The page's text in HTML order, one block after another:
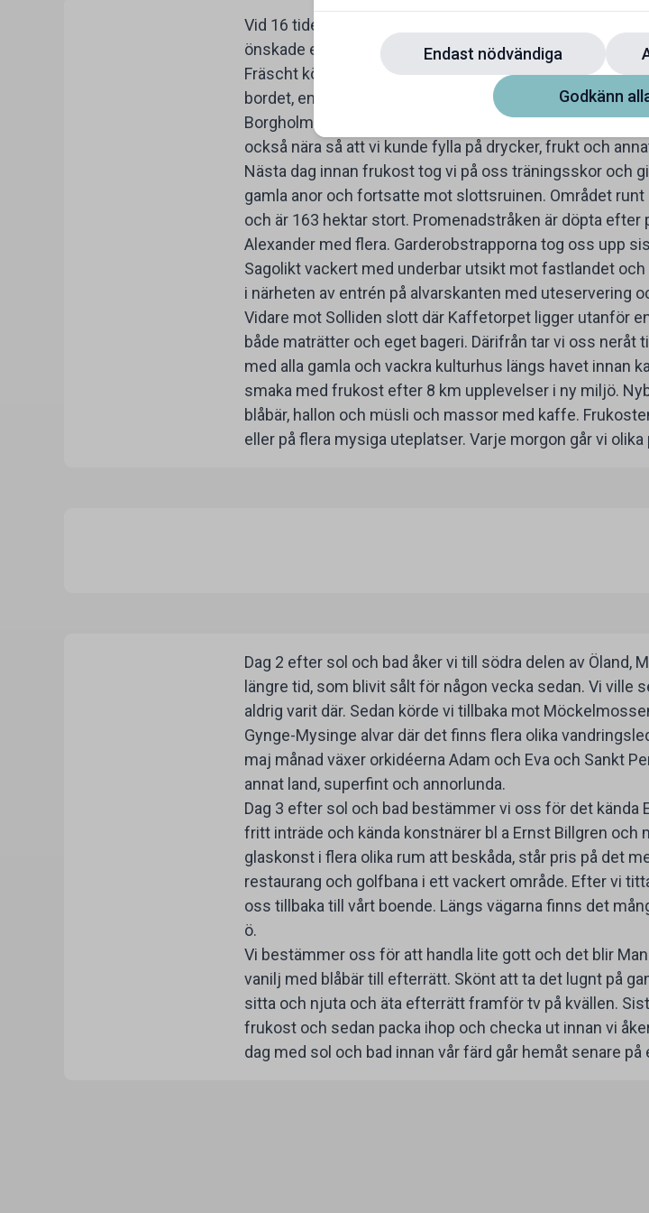
Vid 16 tiden checkade vi in på gamla televerket i
önskade eller till och med bättre. Stort rum med
Fräscht kök och stor mysig uteplats, fritt att sätta på
bordet, en frys vid trappan, där vi kunde lägga våra
Borgholm. Mysiga restauranger ligger runt omkring och
också nära så att vi kunde fylla på drycker, frukt och
Nästa dag innan frukost tog vi på oss träningsskor och
gamla anor och fortsatte mot slottsruinen. Området
och är 163 hektar stort. Promenadstråken är döpta
Alexander med flera. Garderobstrapporna tog oss upp
Sagolikt vackert med underbar utsikt mot fastlandet
i närheten av entrén på alvarskanten med uteservering
Vidare mot Solliden slott där Kaffetorpet ligger utanför
både maträtter och eget bageri. Därifrån tar vi oss
med alla gamla och vackra kulturhus längs havet innan
smaka med frukost efter 8 km upplevelser i ny miljö.
blåbär, hallon och müsli och massor med kaffe.
eller på flera mysiga uteplatser. Varje morgon går vi
Dag 2 efter sol och bad åker vi till södra delen av Öland,
längre tid, som blivit sålt för någon vecka sedan. Vi ville
aldrig varit där. Sedan körde vi tillbaka mot
Gynge-Mysinge alvar där det finns flera olika
maj månad växer orkidéerna Adam och Eva och Sankt
annat land, superfint och annorlunda.
Dag 3 efter sol och bad bestämmer vi oss för det kända
fritt inträde och kända konstnärer bl a Ernst Billgren och
glaskonst i flera olika rum att beskåda, står pris på det
restaurang och golfbana i ett vackert område. Efter vi
oss tillbaka till vårt boende. Längs vägarna finns det
ö.
Vi bestämmer oss för att handla lite gott och det blir
vanilj med blåbär till efterrätt. Skönt att ta det lugnt på
sitta och njuta och äta efterrätt framför tv på kvällen.
frukost och sedan packa ihop och checka ut innan vi
dag med sol och bad innan vår färd går hemåt senare
Endast nödvändiga
Godkänn